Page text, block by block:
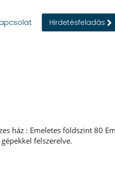
Hirdetésfeladás
ház : Emeletes földszint 80
felszerelve.